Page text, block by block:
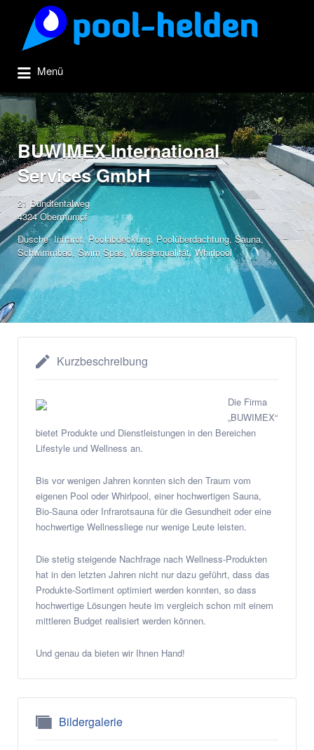
Suchen
nach:
Menü
BUWIMEX International
Services GmbH
21 Bündtentalweg
4324 Obermumpf
Dusche,Infrarot,Poolabdeckung,Poolüberdachtung,Sauna,
Schwimmbad, Swim Spas, Wasserqualität,Whirlpool
Kurzbeschreibung
Die Firma
„BUWIMEX“
bietet Produkte und Dienstleistungen in den Bereichen
Lifestyle und Wellness an.
Bis vor wenigen Jahren konnten sich den Traum vom
eigenen Pool oder Whirlpool, einer hochwertigen Sauna,
Bio-Sauna oder Infrarotsauna für die Gesundheit oder eine
hochwertige Wellnessliege nur wenige Leute leisten.
Die stetig steigende Nachfrage nach Wellness-Produkten
hat in den letzten Jahren nicht nur dazu geführt, dass das
Produkte-Sortiment optimiert werden konnten, so dass
hochwertige Lösungen heute im vergleich schon mit einem
mittleren Budget realisiert werden können.
Und genau da bieten wir Ihnen Hand!
Bildergalerie